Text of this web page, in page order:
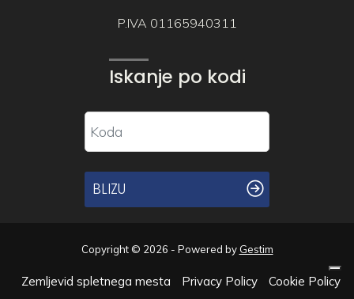
P.IVA 01165940311
Iskanje po kodi
BLIZU
Copyright © 2026 - Powered by Gestim
Zemljevid spletnega mesta Privacy Policy Cookie Policy